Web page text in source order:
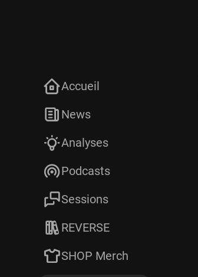
Accueil
News
Analyses
Podcasts
Sessions
REVERSE
SHOP Merch